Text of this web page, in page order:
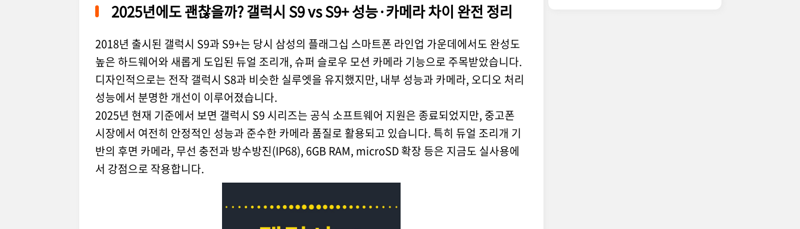
2025년에도 괜찮을까? 갤럭시 S9 vs S9+ 성능·카메라 차이 완전 정리
2018년 출시된 갤럭시 S9과 S9+는 당시 삼성의 플래그십 스마트폰 라인업 가운데에서도 완성도
높은 하드웨어와 새롭게 도입된 듀얼 조리개, 슈퍼 슬로우 모션 카메라 기능으로 주목받았습니다.
디자인적으로는 전작 갤럭시 S8과 비슷한 실루엣을 유지했지만, 내부 성능과 카메라, 오디오 처리
성능에서 분명한 개선이 이루어졌습니다.
2025년 현재 기준에서 보면 갤럭시 S9 시리즈는 공식 소프트웨어 지원은 종료되었지만, 중고폰
시장에서 여전히 안정적인 성능과 준수한 카메라 품질로 활용되고 있습니다. 특히 듀얼 조리개 기
반의 후면 카메라, 무선 충전과 방수방진(IP68), 6GB RAM, microSD 확장 등은 지금도 실사용에
서 강점으로 작용합니다.